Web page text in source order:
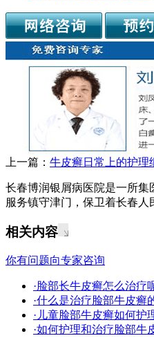
上一篇： 牛皮癣日常上的护理
长春博润银屑病医院是一所
服务镇守津门，保卫着长春人
相关内容
你有问题向专家咨询
·脸部长牛皮癣怎么治疗
·什么是治疗脸部牛皮癣
·儿童脸部牛皮癣如何护
·如何护理和治疗脸部牛